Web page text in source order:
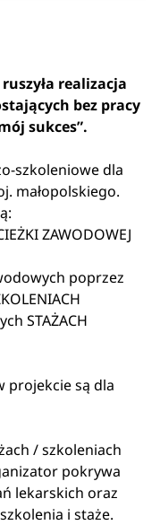
realizacja
bez pracy
sukces”.
szkoleniowe dla
małopolskiego.
ZAWODOWEJ
poprzez
STAŻACH
projekcie są dla
/ szkoleniach
pokrywa
lekarskich oraz
i staże.